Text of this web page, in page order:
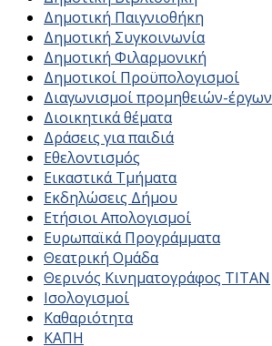
Δημοτική Παιγνιοθήκη
Δημοτική Συγκοινωνία
Δημοτική Φιλαρμονική
Δημοτικοί Προϋπολογισμοί
Διαγωνισμοί προμηθειών-έργων
Διοικητικά θέματα
Δράσεις για παιδιά
Εθελοντισμός
Εικαστικά Τμήματα
Εκδηλώσεις Δήμου
Ετήσιοι Απολογισμοί
Ευρωπαϊκά Προγράμματα
Θεατρική Ομάδα
Θερινός Κινηματογράφος ΤΙΤΑΝ
Ισολογισμοί
Καθαριότητα
ΚΑΠΗ